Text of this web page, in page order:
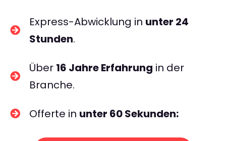
Express-Abwicklung in unter 24
Stunden.
Über 16 Jahre Erfahrung in der
Branche.
Offerte in unter 60 Sekunden: